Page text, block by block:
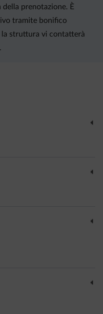
prenotazione. È
tramite bonifico
struttura vi contatterà